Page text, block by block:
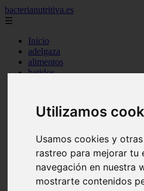
Utilizamos
Usamos cookies y
rastreo para mejorar tu
navegación en nuestra
mostrarte contenidos
bacterianutritiva.es
☰
Inicio
adelgaza
alimentos
batidos
casero
cuanto
dieta
dormir
ejercicio
engorda
es_es
gluten